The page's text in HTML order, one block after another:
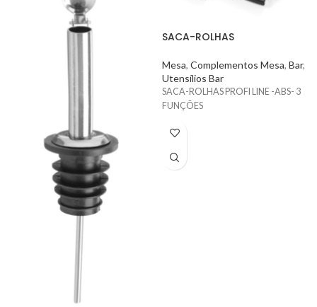
SACA-ROLHAS
Mesa, Complementos Mesa, Bar,
Utensílios Bar
SACA-ROLHAS PROFI LINE -ABS- 3
FUNÇÕES